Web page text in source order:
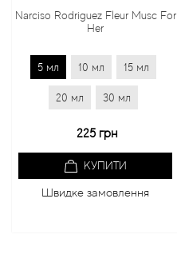
Narciso Rodriguez Fleur Musc For
Her
5 мл 10 мл 15 мл
20 мл 30 мл
225 грн
КУПИТИ
Швидке замовлення